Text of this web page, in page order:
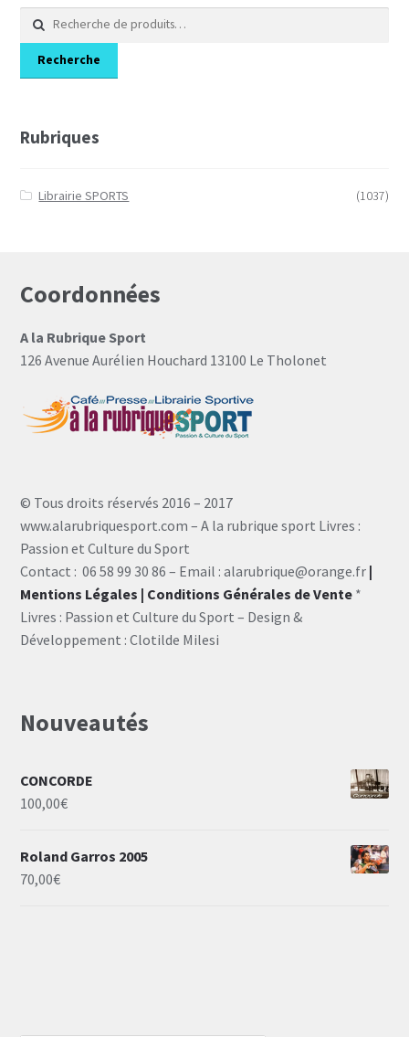
Recherche
pour :
Recherche
Rubriques
Librairie SPORTS (1037)
Coordonnées
A la Rubrique Sport
126 Avenue Aurélien Houchard 13100 Le Tholonet
© Tous droits réservés 2016 – 2017
www.alarubriquesport.com – A la rubrique sport Livres :
Passion et Culture du Sport
Contact : 06 58 99 30 86 – Email : alarubrique@orange.fr |
Mentions Légales | Conditions Générales de Vente *
Livres : Passion et Culture du Sport – Design &
Développement : Clotilde Milesi
Nouveautés
CONCORDE
100,00€
Roland Garros 2005
70,00€